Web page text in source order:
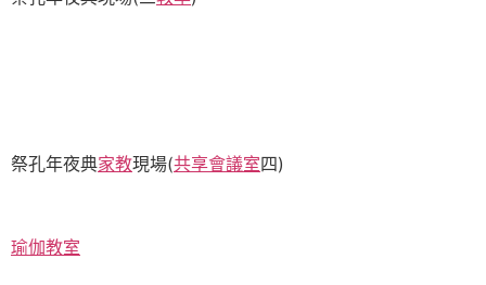
祭孔年夜典家教現場(共享會議室四)
瑜伽教室